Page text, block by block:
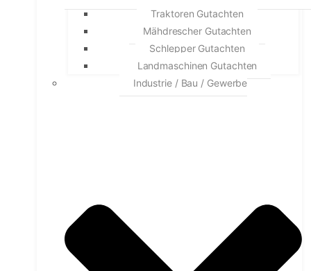
Traktoren Gutachten
Mähdrescher Gutachten
Schlepper Gutachten
Landmaschinen Gutachten
Industrie / Bau / Gewerbe